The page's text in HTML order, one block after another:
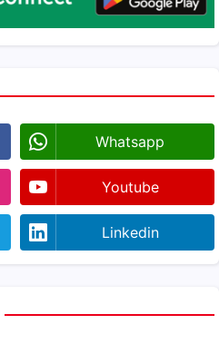
Whatsapp
Youtube
Linkedin